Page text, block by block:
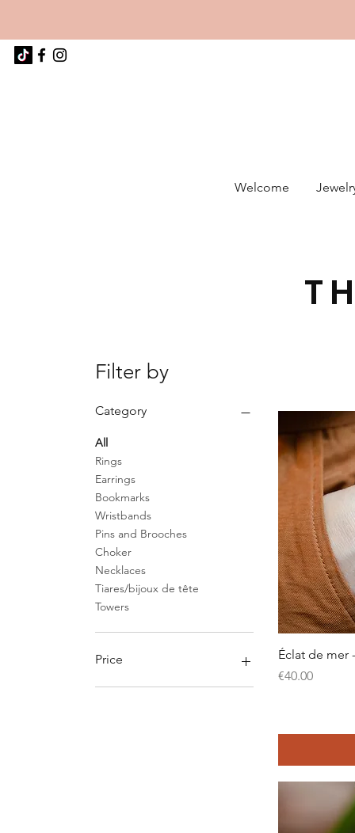
Welcome
Filter by
Category
All
Rings
Earrings
Bookmarks
Wristbands
Pins and Brooches
Choker
Necklaces
Tiares/bijoux de tête
Towers
Price
Éclat de mer
Price
€40.00